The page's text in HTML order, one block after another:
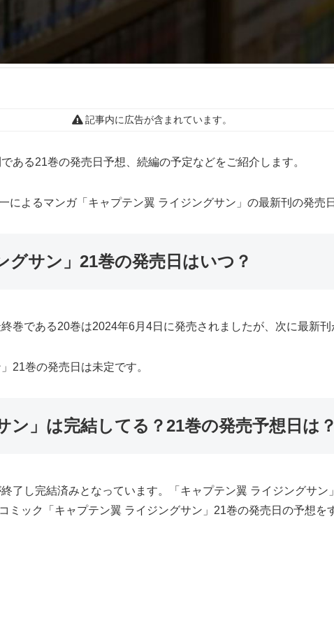
記事内に広告が含まれています。
ある21巻の発売日予想、続編の予定などをご紹介します。
によるマンガ「キャプテン翼 ライジングサン」の最新刊の発売
サン」21巻の発売日はいつ？
巻である20巻は2024年6月4日に発売されましたが、次に最新刊
21巻の発売日は未定です。
ン」は完結してる？21巻の発売予想日は
了し完結済みとなっています。「キャプテン翼 ライジングサ
ミック「キャプテン翼 ライジングサン」21巻の発売日の予想